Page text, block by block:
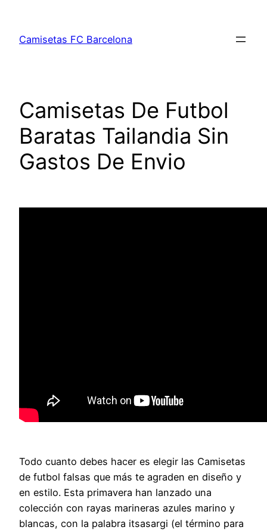
contenido
Camisetas FC Barcelona
Camisetas De Futbol
Baratas Tailandia Sin
Gastos De Envio
Todo cuanto debes hacer es elegir las Camisetas
de futbol falsas que más te agraden en diseño y
en estilo. Esta primavera han lanzado una
colección con rayas marineras azules marino y
blancas, con la palabra itsasargi (el término para